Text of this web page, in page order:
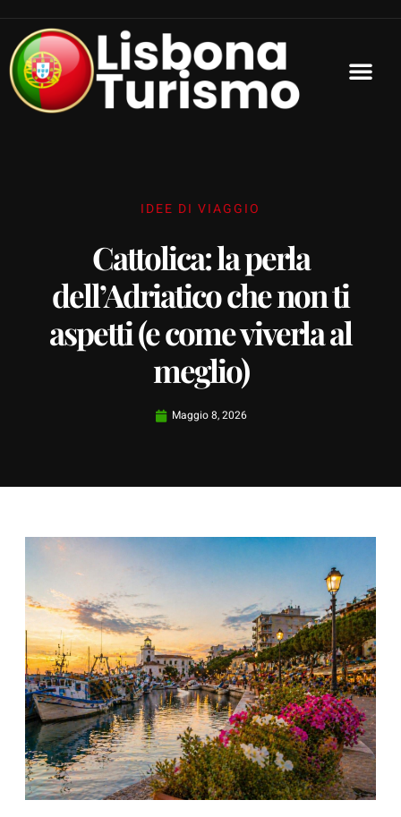
IDEE DI VIAGGIO
Cattolica: la perla
dell’Adriatico che non ti
aspetti (e come viverla al
meglio)
Maggio 8, 2026